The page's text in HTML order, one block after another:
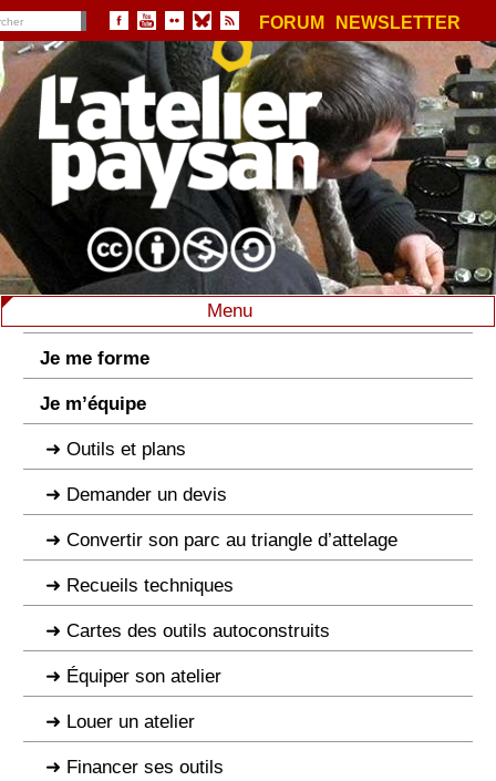
FORUM NEWSLETTER
Menu
Je me forme
Je m’équipe
Outils et plans
Demander un devis
Convertir son parc au triangle d’attelage
Recueils techniques
Cartes des outils autoconstruits
Équiper son atelier
Louer un atelier
Financer ses outils